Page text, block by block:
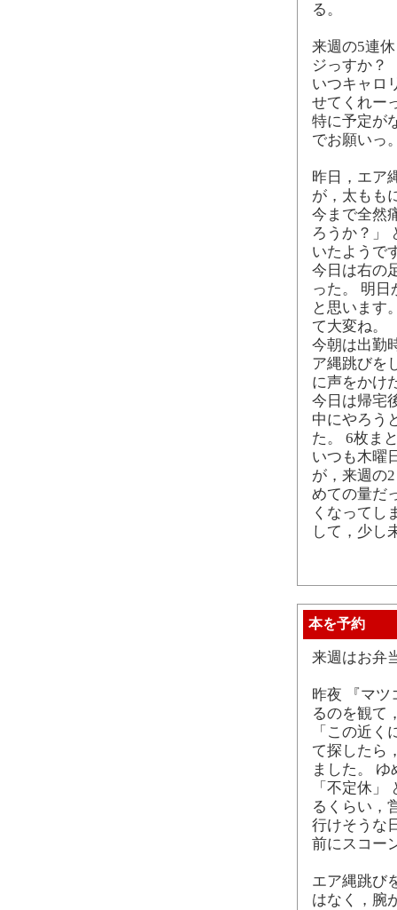
る。
来週の5連
ジっすか？
いつキャロ
せてくれー
特に予定が
でお願いっ
昨日，エア
が，太もも
今まで全然
ろうか？」
いたようで
今日は右の
った。 明
と思います
て大変ね。
今朝は出勤
ア縄跳びを
に声をかけ
今日は帰宅
中にやろう
た。 6枚ま
いつも木曜
が，来週の
めての量だ
くなってし
して，少し
本を予約
来週はお弁
昨夜 『マツ
るのを観て
「この近
て探したら
ました。
「不定休
るくらい，
行けそうな
前にスコー
エア縄跳び
はなく，腕